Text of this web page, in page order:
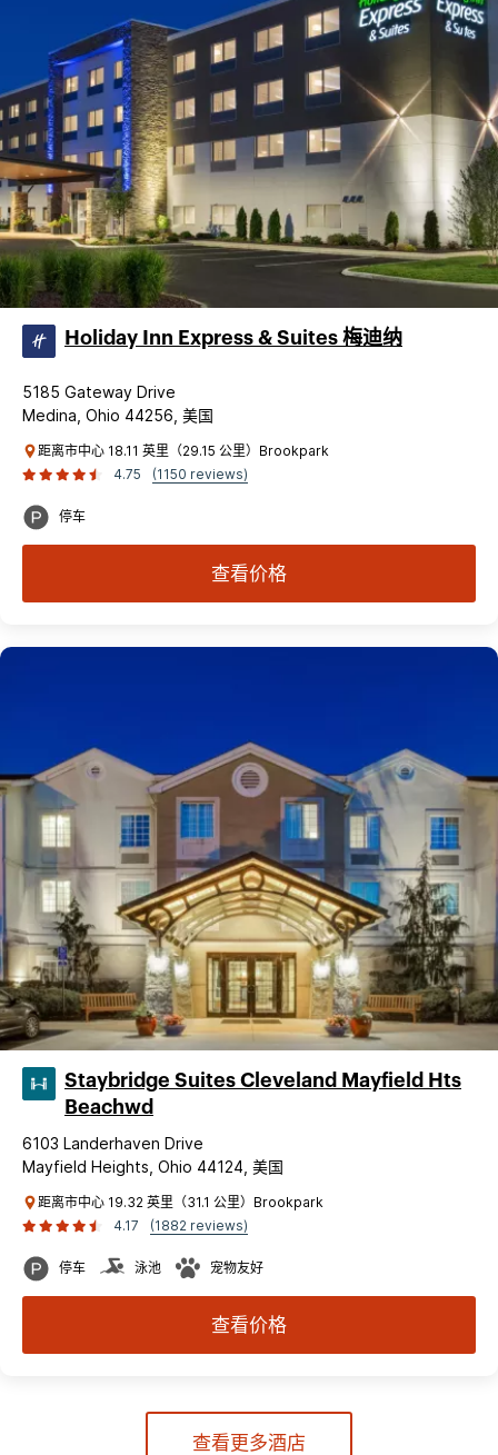
Holiday Inn Express & Suites 梅迪纳
5185 Gateway Drive
Medina, Ohio 44256, 美国
距离市中心 18.11 英里（29.15 公里）Brookpark
4.75
(1150 reviews)
停车
查看价格
Staybridge Suites Cleveland Mayfield Hts
Beachwd
6103 Landerhaven Drive
Mayfield Heights, Ohio 44124, 美国
距离市中心 19.32 英里（31.1 公里）Brookpark
4.17
(1882 reviews)
停车 泳池 宠物友好
查看价格
查看更多酒店